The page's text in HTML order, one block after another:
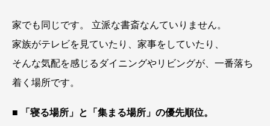
家でも同じです。 立派な書斎なんていりません。
家族がテレビを見ていたり、家事をしていたり、
そんな気配を感じるダイニングやリビングが、一番落ち
着く場所です。
■ 「寝る場所」と「集まる場所」の優先順位。